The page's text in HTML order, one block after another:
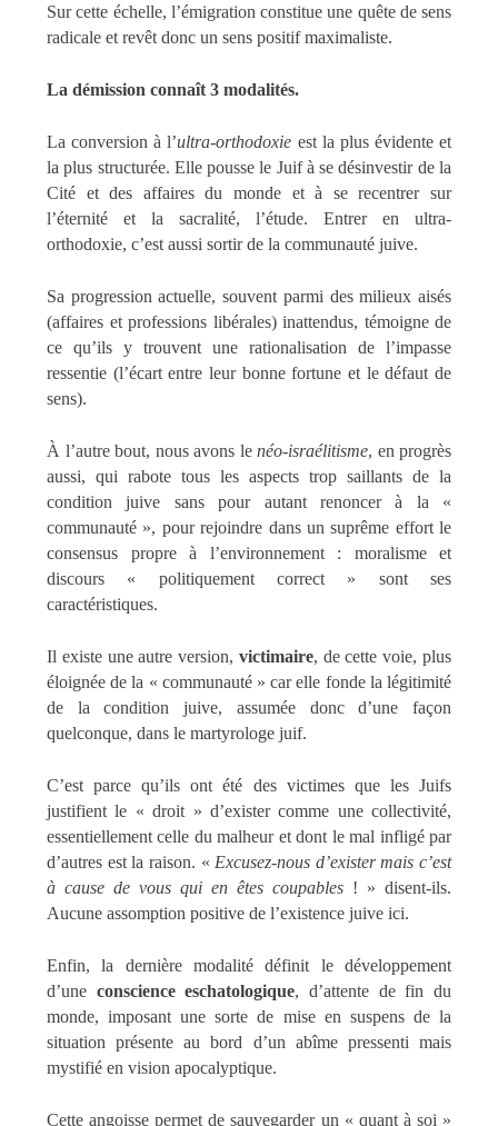
Sur cette échelle, l’émigration constitue une quête de sens
radicale et revêt donc un sens positif maximaliste.
La démission connaît 3 modalités.
La conversion à l’ultra-orthodoxie est la plus évidente et
la plus structurée. Elle pousse le Juif à se désinvestir de la
Cité et des affaires du monde et à se recentrer sur
l’éternité et la sacralité, l’étude. Entrer en ultra-
orthodoxie, c’est aussi sortir de la communauté juive.
Sa progression actuelle, souvent parmi des milieux aisés
(affaires et professions libérales) inattendus, témoigne de
ce qu’ils y trouvent une rationalisation de l’impasse
ressentie (l’écart entre leur bonne fortune et le défaut de
sens).
À l’autre bout, nous avons le néo-israélitisme, en progrès
aussi, qui rabote tous les aspects trop saillants de la
condition juive sans pour autant renoncer à la «
communauté », pour rejoindre dans un suprême effort le
consensus propre à l’environnement : moralisme et
discours « politiquement correct » sont ses
caractéristiques.
Il existe une autre version, victimaire, de cette voie, plus
éloignée de la « communauté » car elle fonde la légitimité
de la condition juive, assumée donc d’une façon
quelconque, dans le martyrologe juif.
C’est parce qu’ils ont été des victimes que les Juifs
justifient le « droit » d’exister comme une collectivité,
essentiellement celle du malheur et dont le mal infligé par
d’autres est la raison. « Excusez-nous d’exister mais c’est
à cause de vous qui en êtes coupables ! » disent-ils.
Aucune assomption positive de l’existence juive ici.
Enfin, la dernière modalité définit le développement
d’une conscience eschatologique, d’attente de fin du
monde, imposant une sorte de mise en suspens de la
situation présente au bord d’un abîme pressenti mais
mystifié en vision apocalyptique.
Cette angoisse permet de sauvegarder un « quant à soi »